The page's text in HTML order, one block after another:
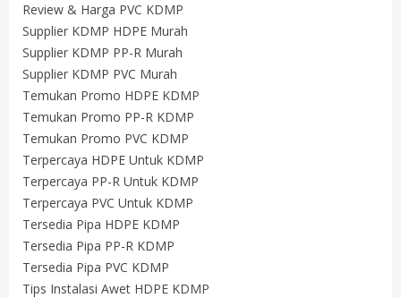
Review & Harga PVC KDMP
Supplier KDMP HDPE Murah
Supplier KDMP PP-R Murah
Supplier KDMP PVC Murah
Temukan Promo HDPE KDMP
Temukan Promo PP-R KDMP
Temukan Promo PVC KDMP
Terpercaya HDPE Untuk KDMP
Terpercaya PP-R Untuk KDMP
Terpercaya PVC Untuk KDMP
Tersedia Pipa HDPE KDMP
Tersedia Pipa PP-R KDMP
Tersedia Pipa PVC KDMP
Tips Instalasi Awet HDPE KDMP